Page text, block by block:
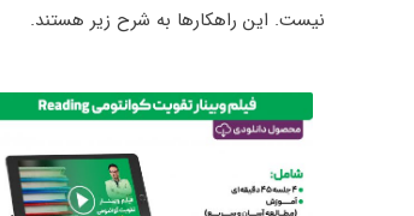
نیست. این راهکارها به شرح زیر هستند.